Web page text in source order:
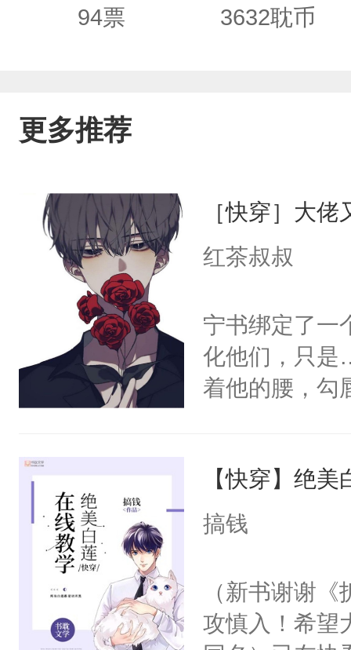
94票 3632耽币
更多推荐
［快穿］大
红茶叔叔
宁书绑定了一
化他们，只是
着他的腰，勾
来，给老公
用力——为你
【快穿】绝
搞钱
（新书谢谢
攻慎入！希望